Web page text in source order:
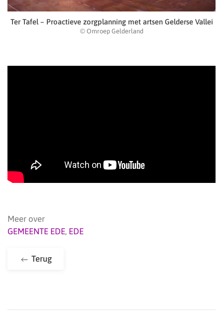
Ter Tafel – Proactieve zorgplanning met artsen Gelderse Vallei
© Omroep Gelderland
Meer over
GEMEENTE EDE, EDE
Terug